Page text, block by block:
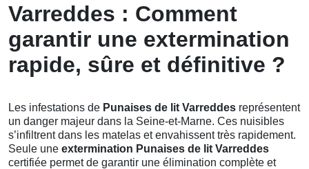
Varreddes : Comment
garantir une extermination
rapide, sûre et définitive ?
Les infestations de Punaises de lit Varreddes représentent
un danger majeur dans la Seine-et-Marne. Ces nuisibles
s’infiltrent dans les matelas et envahissent très rapidement.
Seule une extermination Punaises de lit Varreddes
certifiée permet de garantir une élimination complète et